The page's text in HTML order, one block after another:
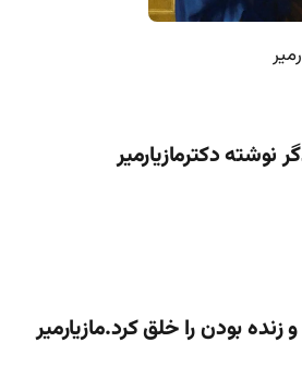
دکترمازیارمیر
بودن را خلق کرد.مازیارمیر